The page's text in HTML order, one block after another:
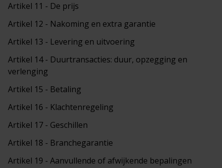
Artikel 11 - De prijs
Artikel 12 - Nakoming en extra garantie
Artikel 13 - Levering en uitvoering
Artikel 14 - Duurtransacties: duur, opzegging en
verlenging
Artikel 15 - Betaling
Artikel 16 - Klachtenregeling
Artikel 17 - Geschillen
Artikel 18 - Branchegarantie
Artikel 19 - Aanvullende of afwijkende bepalingen